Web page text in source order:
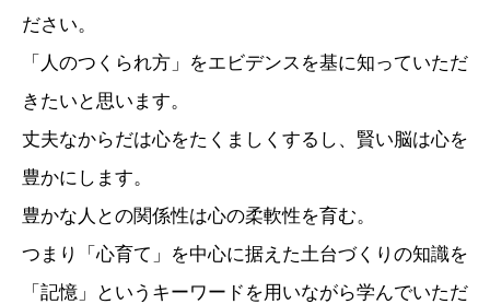
ださい。
「人のつくられ方」をエビデンスを基に知っていただ
きたいと思います。
丈夫なからだは心をたくましくするし、賢い脳は心を
豊かにします。
豊かな人との関係性は心の柔軟性を育む。
つまり「心育て」を中心に据えた土台づくりの知識を
「記憶」というキーワードを用いながら学んでいただ